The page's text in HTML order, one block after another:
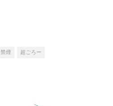
禁煙 超ごろー